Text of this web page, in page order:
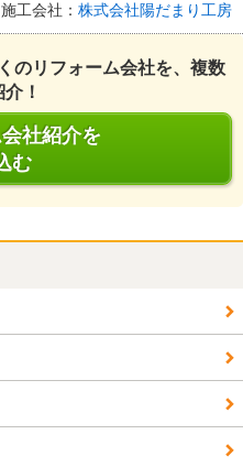
施工会社： 株式会社陽だまり工房
のリフォーム会社を、複数
！
社紹介を
む